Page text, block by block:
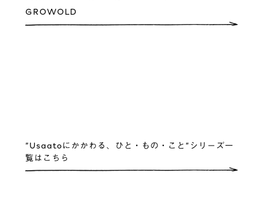
GROWOLD
”Usaatoにかかわる、ひと・もの・こと”シリーズ一
覧はこちら